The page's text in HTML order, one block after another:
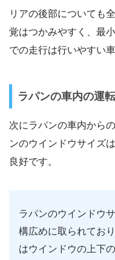
リアの後部についても
覚はつかみやすく、最
での走行は行いやすい
ラパンの車内の運
次にラパンの車内から
ンのウインドウサイズ
良好です。
ラパンのウインドウ
構広めに取られてお
はウインドウの上下